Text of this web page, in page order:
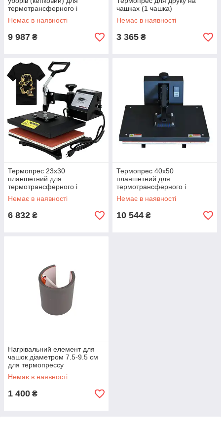
термотрансферного і
сублімаційного друку 2 в 1
напівавтомат
Немає в наявності
9 987 ₴
чашках (1 чашка)
Немає в наявності
3 365 ₴
Термопрес 23х30
планшетний для
термотрансферного і
сублімаційного друку
Немає в наявності
6 832 ₴
Термопрес 40х50
планшетний для
термотрансферного і
сублімаційного друку
Немає в наявності
10 544 ₴
Нагрівальний елемент для
чашок діаметром 7.5-9.5 см
для термопрессу
Немає в наявності
1 400 ₴